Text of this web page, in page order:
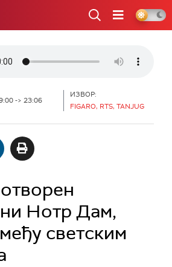
-> 23:06
ИЗВОР:
FIGARO, RTS, TANJUG
Нотр Дам,
светским